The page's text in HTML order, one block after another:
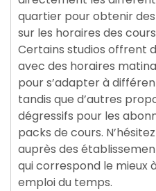
quartier pour obtenir
sur les horaires des
Certains studios offrent
avec des horaires
pour s’adapter à
tandis que d’autres
dégressifs pour les
packs de cours.
auprès des
qui correspond le mieux
emploi du temps.